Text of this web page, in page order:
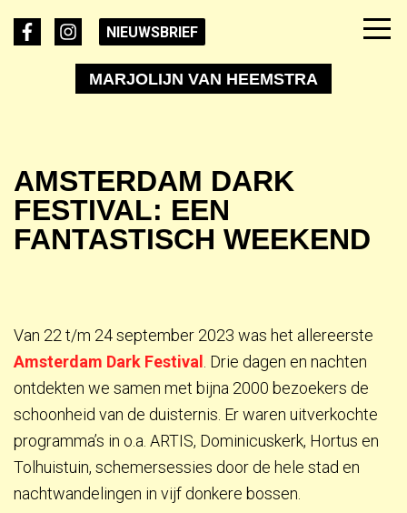
MARJOLIJN VAN HEEMSTRA
NIEUWSBRIEF
AMSTERDAM DARK
FESTIVAL: EEN
FANTASTISCH WEEKEND
Van 22 t/m 24 september 2023 was het allereerste
Amsterdam Dark Festival
. Drie dagen en nachten
ontdekten we samen met bijna 2000 bezoekers de
schoonheid van de duisternis. Er waren uitverkochte
programma’s in o.a. ARTIS, Dominicuskerk, Hortus en
Tolhuistuin, schemersessies door de hele stad en
nachtwandelingen in vijf donkere bossen.